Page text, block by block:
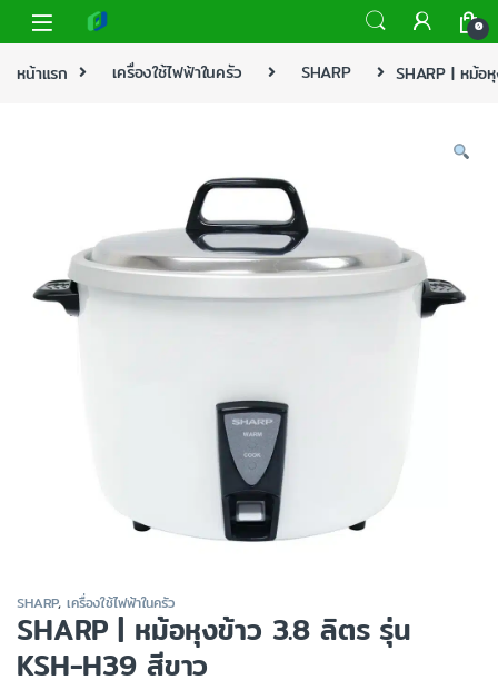
0
หน้าแรก เครื่องใช้ไฟฟ้าในครัว SHARP SHARP | หม้อ
SHARP,เครื่องใช้ไฟฟ้าในครัว
SHARP | หม้อหุงข้าว 3.8 ลิตร รุ่น
KSH-H39 สีขาว